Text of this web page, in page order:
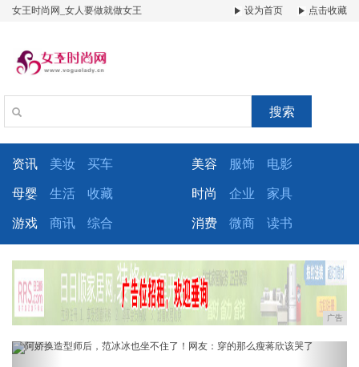
女王时尚网_女人要做就做女王 设为首页 点击收藏
搜索
资讯 美妆 买车 美容 服饰 电影
母婴 生活 收藏 时尚 企业 家具
游戏 商讯 综合 消费 微商 读书
广告
Previous